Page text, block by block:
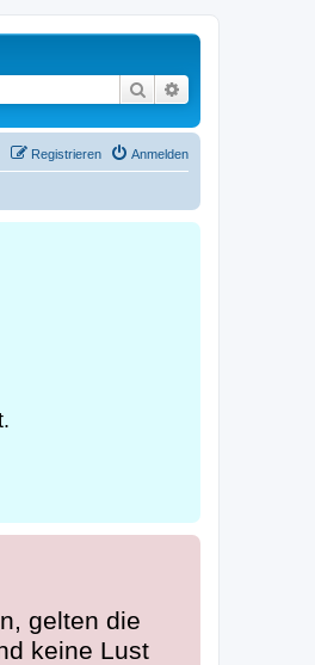
Suche
Anmelden
Registrieren
gelten die
keine Lust